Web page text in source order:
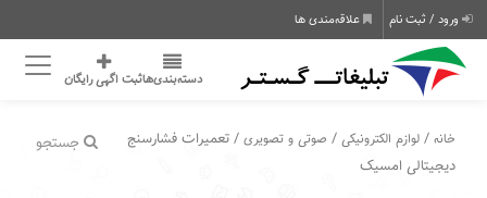
ورود / ثبت نام علاقه‌مندی ها
دسته‌بندی‌هاثبت اگهی رایگان
جستجو خانه /لوازم الکترونیکی / صوتی و تصویری / تعمیرات فشارسنج
دیجیتالی امسیک